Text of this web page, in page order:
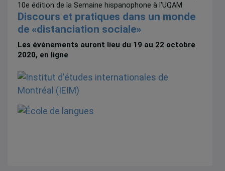
10e édition de la Semaine hispanophone à l'UQAM
Discours et pratiques dans un monde
de «distanciation sociale»
Les événements auront lieu du 19 au 22 octobre
2020, en ligne